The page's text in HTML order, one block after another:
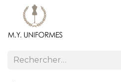
Se rendre au contenu